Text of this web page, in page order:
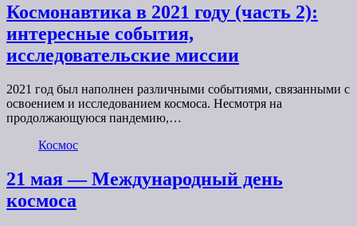
Космонавтика в 2021 году (часть 2):
интересные события,
исследовательские миссии
2021 год был наполнен различными событиями, связанными с
освоением и исследованием космоса. Несмотря на
продолжающуюся пандемию,…
Космос
21 мая — Международный день
космоса